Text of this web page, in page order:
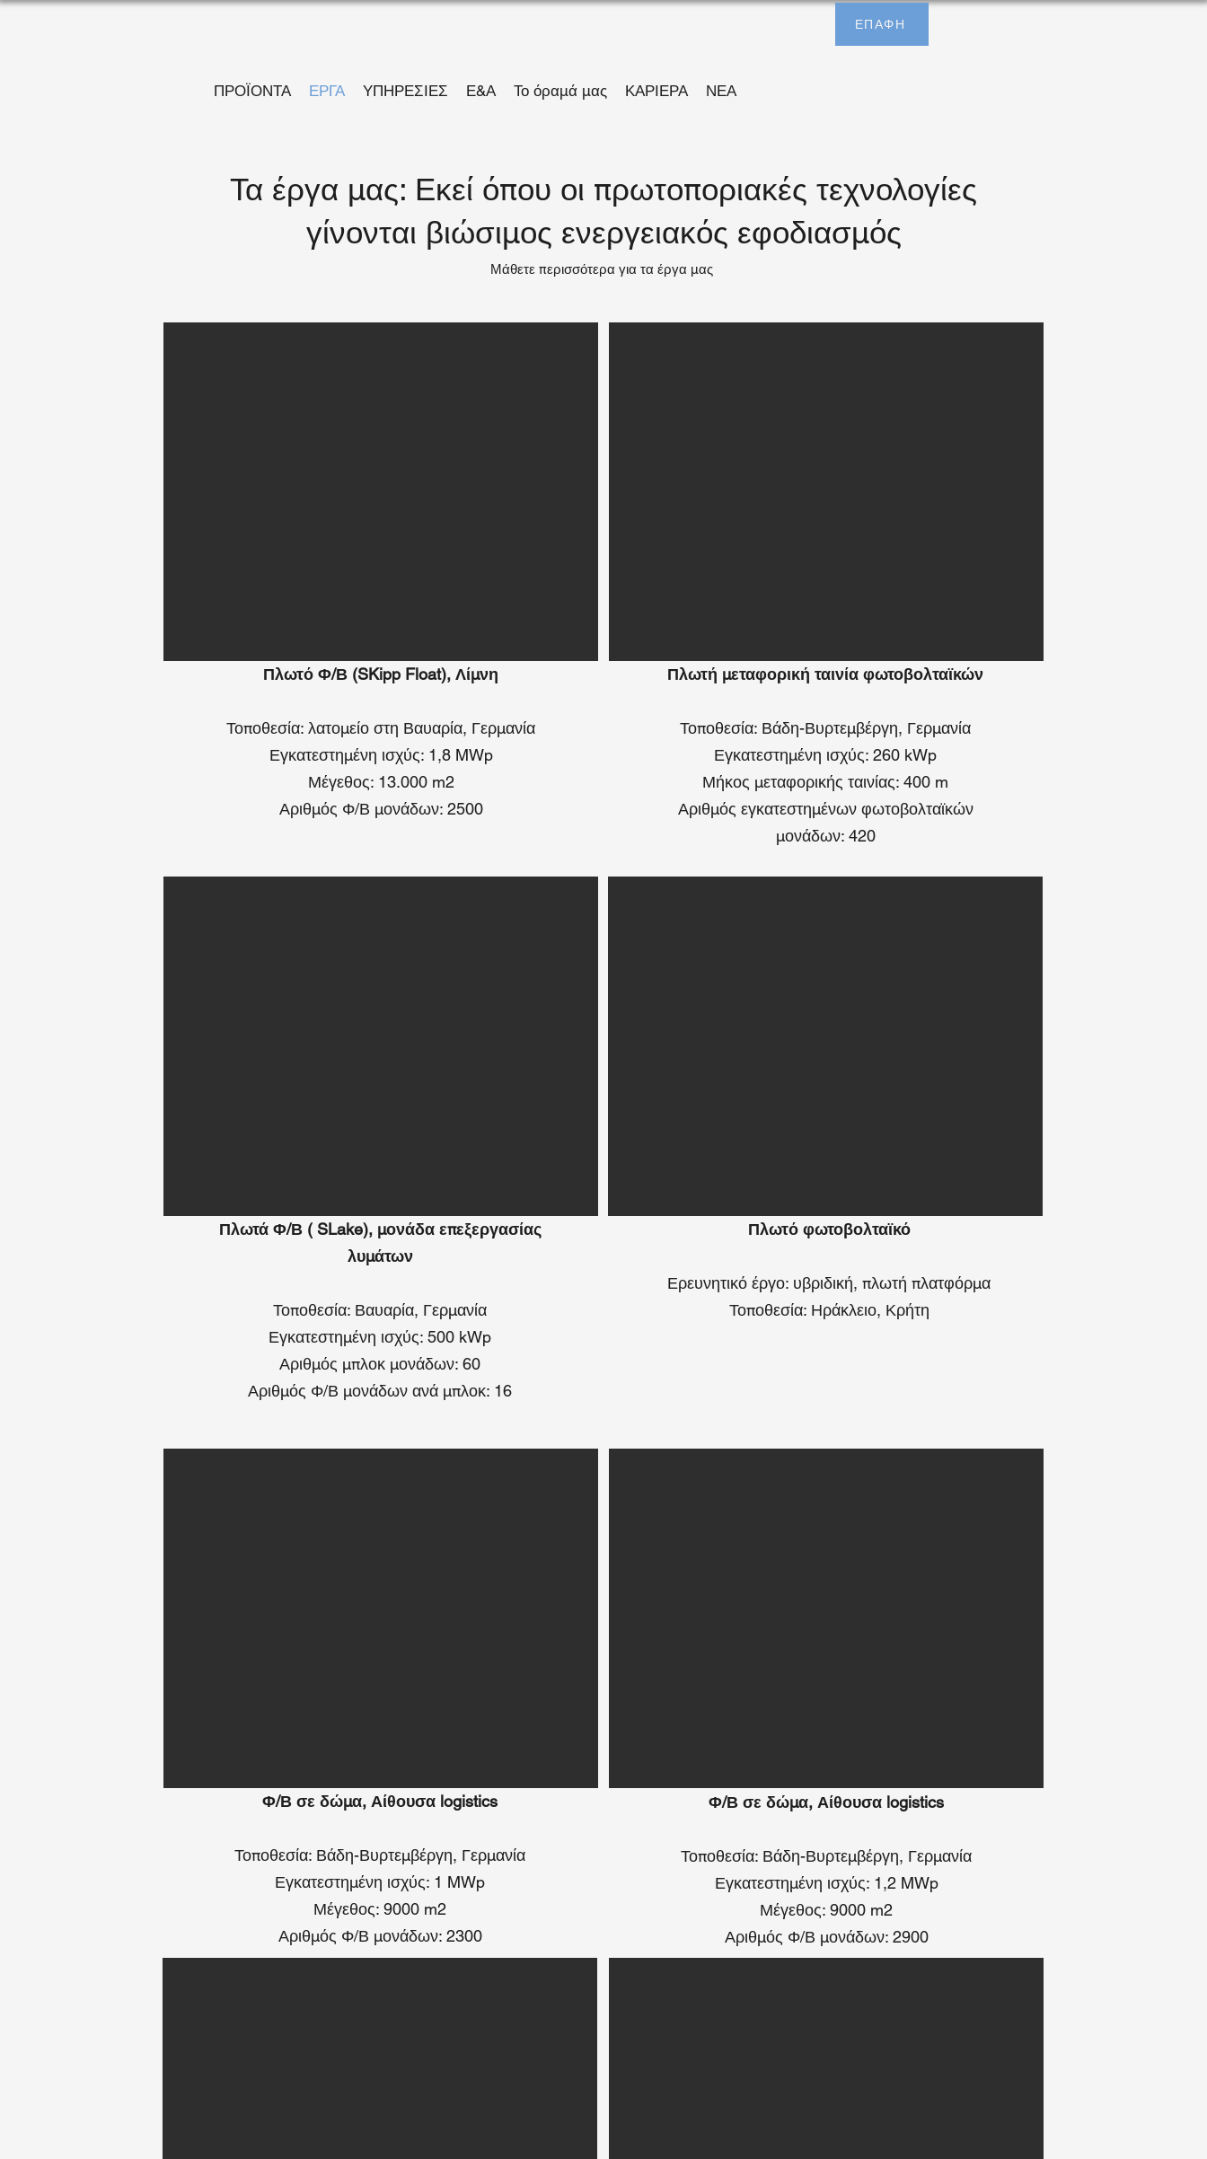
ΕΠΑΦΗ
ΠΡΟΪΟΝΤΑ ΕΡΓΑ ΥΠΗΡΕΣΙΕΣ Ε&Α Το όραμά μας ΚΑΡΙΕΡΑ ΝΕΑ
Τα έργα μας: Εκεί όπου οι πρωτοποριακές τεχνολογίες
γίνονται βιώσιμος ενεργειακός εφοδιασμός
Μάθετε περισσότερα για τα έργα μας
Πλωτό Φ/Β (SKipp Float), Λίμνη
Τοποθεσία: λατομείο στη Βαυαρία, Γερμανία
Εγκατεστημένη ισχύς: 1,8 MWp
Μέγεθος: 13.000 m2
Αριθμός Φ/Β μονάδων: 2500
Πλωτά Φ/Β ( SLake), μονάδα επεξεργασίας
λυμάτων
Τοποθεσία: Βαυαρία, Γερμανία
Εγκατεστημένη ισχύς: 500 kWp
Αριθμός μπλοκ μονάδων: 60
Αριθμός Φ/Β μονάδων ανά μπλοκ: 16
Πλωτή μεταφορική ταινία φωτοβολταϊκών
Τοποθεσία: Βάδη-Βυρτεμβέργη, Γερμανία
Εγκατεστημένη ισχύς: 260 kWp
Μήκος μεταφορικής ταινίας: 400 m
Αριθμός εγκατεστημένων φωτοβολταϊκών
μονάδων: 420
Πλωτό φωτοβολταϊκό
Ερευνητικό έργο: υβριδική, πλωτή πλατφόρμα
Τοποθεσία: Ηράκλειο, Κρήτη
Φ/Β σε δώμα, Αίθουσα logistics
Τοποθεσία: Βάδη-Βυρτεμβέργη, Γερμανία
Εγκατεστημένη ισχύς: 1 MWp
Μέγεθος: 9000 m2
Αριθμός Φ/Β μονάδων: 2300
Φ/Β σε δώμα, Αίθουσα logistics
Τοποθεσία: Βάδη-Βυρτεμβέργη, Γερμανία
Εγκατεστημένη ισχύς: 1,2 MWp
Μέγεθος: 9000 m2
Αριθμός Φ/Β μονάδων: 2900